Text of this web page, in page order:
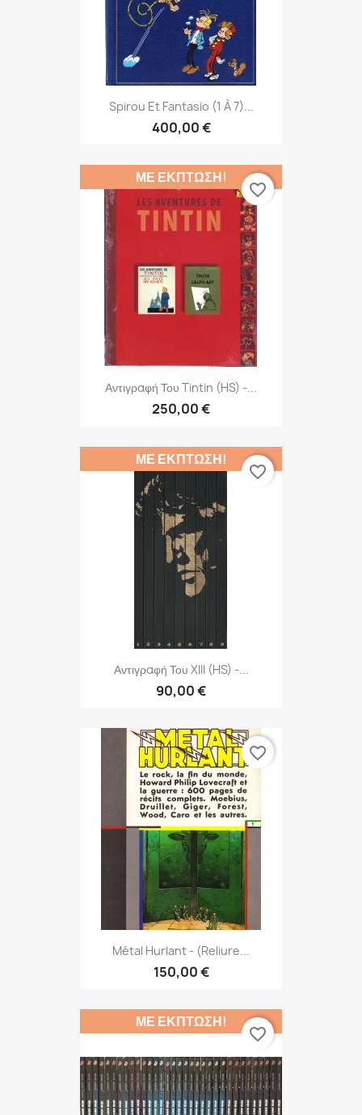
Spirou Et Fantasio (1 À 7)...
400,00 €
Αντιγραφή Του Tintin (HS) -...
250,00 €
ΜΕ ΈΚΠΤΩΣΗ!
favorite_border
Αντιγραφή Του XIII (HS) -...
90,00 €
ΜΕ ΈΚΠΤΩΣΗ!
favorite_border
Métal Hurlant - (Reliure...
150,00 €
favorite_border
ΜΕ ΈΚΠΤΩΣΗ!
favorite_border